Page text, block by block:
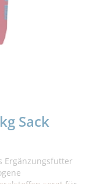
Sack
Ergänzungsfutter